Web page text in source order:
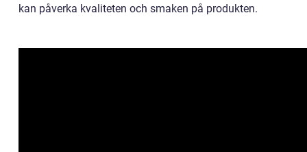
kan påverka kvaliteten och smaken på produkten.